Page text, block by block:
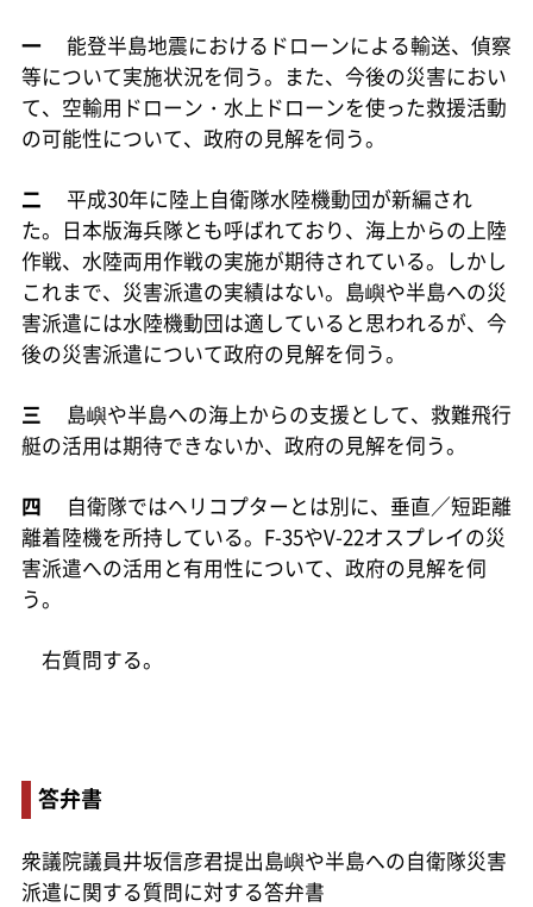
一
能登半島地震におけるドローンによる輸送、偵察
等について実施状況を伺う。また、今後の災害におい
て、空輸用ドローン・水上ドローンを使った救援活動
の可能性について、政府の見解を伺う。
二
平成30年に陸上自衛隊水陸機動団が新編され
た。日本版海兵隊とも呼ばれており、海上からの上陸
作戦、水陸両用作戦の実施が期待されている。しかし
これまで、災害派遣の実績はない。島嶼や半島への災
害派遣には水陸機動団は適していると思われるが、今
後の災害派遣について政府の見解を伺う。
三
島嶼や半島への海上からの支援として、救難飛行
艇の活用は期待できないか、政府の見解を伺う。
四
自衛隊ではヘリコプターとは別に、垂直／短距離
離着陸機を所持している。F-35やV-22オスプレイの災
害派遣への活用と有用性について、政府の見解を伺
う。
右質問する。
答弁書
衆議院議員井坂信彦君提出島嶼や半島への自衛隊災害
派遣に関する質問に対する答弁書